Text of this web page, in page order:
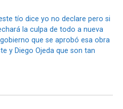
tío dice yo no declare pero si
la culpa de todo a nueva
que se aprobó esa obra
y Diego Ojeda que son tan